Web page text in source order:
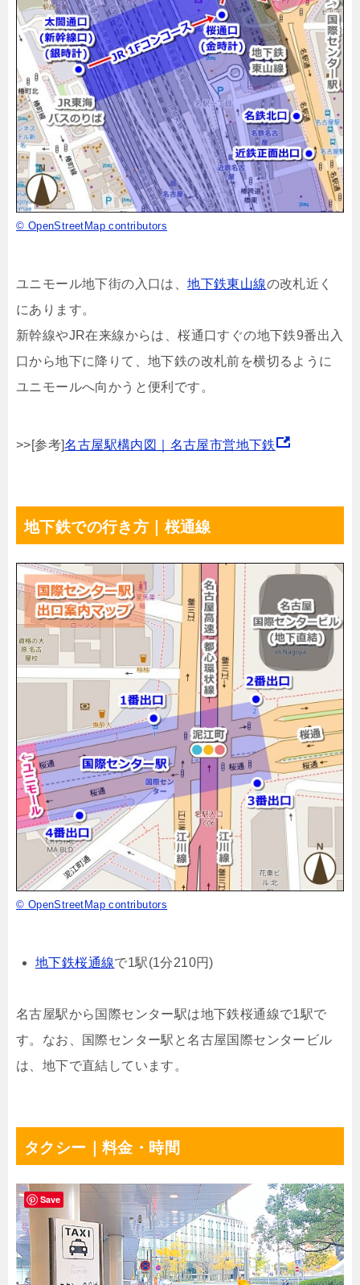
© OpenStreetMap contributors
ユニモール地下街の入口は、地下鉄東山線の改札近く
にあります。
新幹線やJR在来線からは、桜通口すぐの地下鉄9番出入
口から地下に降りて、地下鉄の改札前を横切るように
ユニモールへ向かうと便利です。
>>[参考]名古屋駅構内図｜名古屋市営地下鉄
地下鉄での行き方｜桜通線
© OpenStreetMap contributors
地下鉄桜通線で1駅(1分210円)
名古屋駅から国際センター駅は地下鉄桜通線で1駅で
す。なお、国際センター駅と名古屋国際センタービル
は、地下で直結しています。
タクシー｜料金・時間
Save